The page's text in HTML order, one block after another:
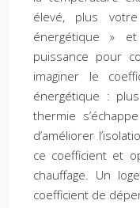
élevé, plus
énergétique »
puissance pour
imaginer le
énergétique :
thermie
d’améliorer
ce coefficient et
chauffage. Un
coefficient de